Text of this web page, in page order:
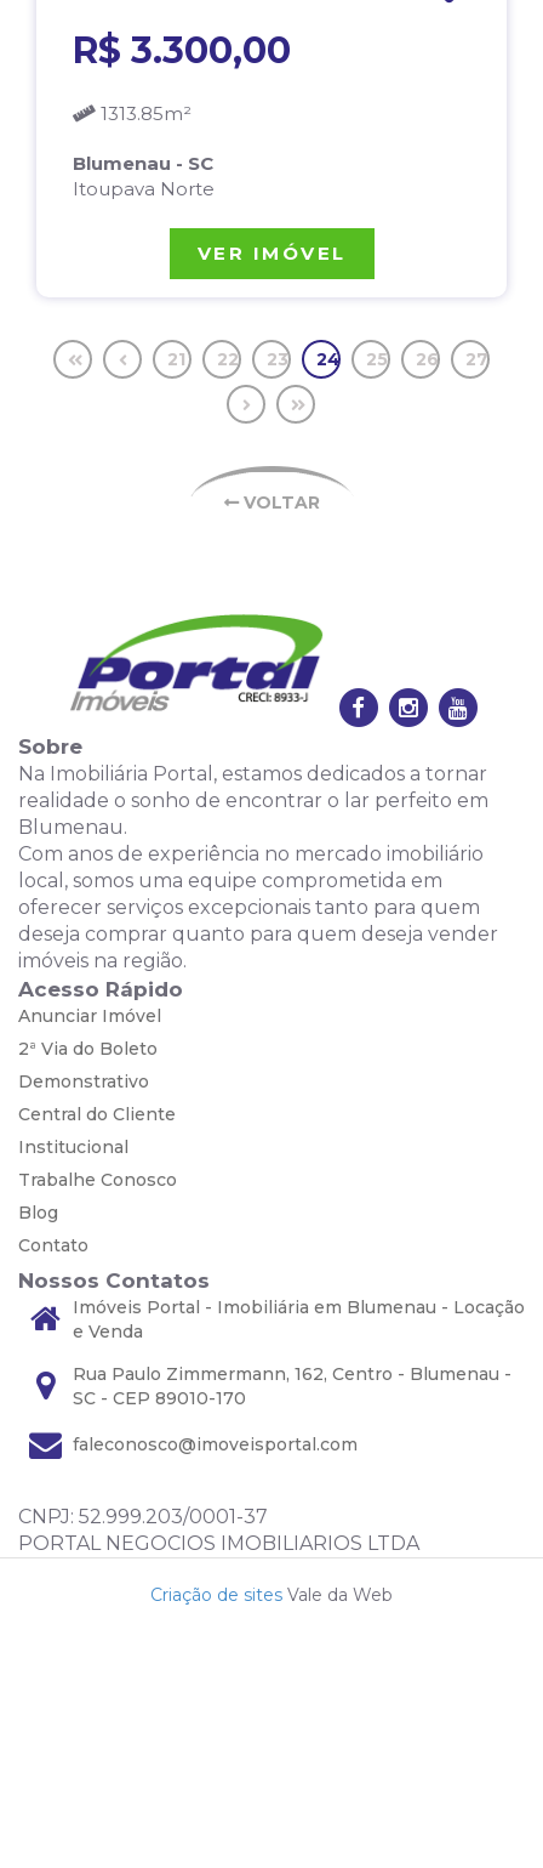
R$ 3.300,00
1313.85m²
Blumenau - SC
Itoupava Norte
VER IMÓVEL
21 22 23 24 25 26 27
VOLTAR
Sobre
Na Imobiliária Portal, estamos dedicados a tornar
realidade o sonho de encontrar o lar perfeito em
Blumenau.
Com anos de experiência no mercado imobiliário
local, somos uma equipe comprometida em
oferecer serviços excepcionais tanto para quem
deseja comprar quanto para quem deseja vender
imóveis na região.
Acesso Rápido
Anunciar Imóvel
2ª Via do Boleto
Demonstrativo
Central do Cliente
Institucional
Trabalhe Conosco
Blog
Contato
Nossos Contatos
Imóveis Portal - Imobiliária em Blumenau - Locação
e Venda
Rua Paulo Zimmermann, 162, Centro - Blumenau -
SC - CEP 89010-170
faleconosco@imoveisportal.com
CNPJ: 52.999.203/0001-37
PORTAL NEGOCIOS IMOBILIARIOS LTDA
Criação de sites Vale da Web